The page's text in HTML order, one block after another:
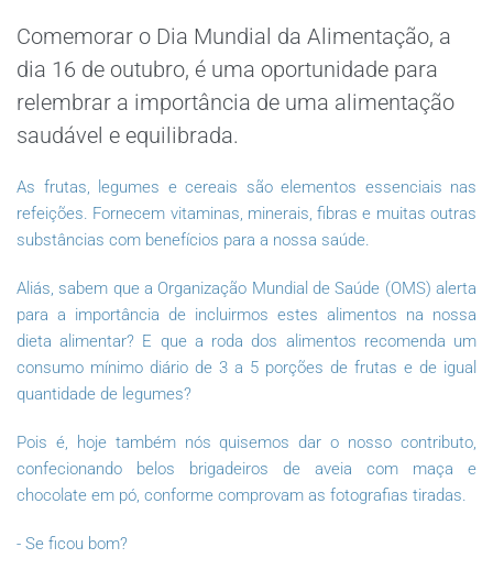
Comemorar o Dia Mundial da Alimentação, a
dia 16 de outubro, é uma oportunidade para
relembrar a importância de uma alimentação
saudável e equilibrada.
As frutas, legumes e cereais são elementos essenciais nas
refeições. Fornecem vitaminas, minerais, fibras e muitas outras
substâncias com benefícios para a nossa saúde.
Aliás, sabem que a Organização Mundial de Saúde (OMS) alerta
para a importância de incluirmos estes alimentos na nossa
dieta alimentar? E que a roda dos alimentos recomenda um
consumo mínimo diário de 3 a 5 porções de frutas e de igual
quantidade de legumes?
Pois é, hoje também nós quisemos dar o nosso contributo,
confecionando belos brigadeiros de aveia com maça e
chocolate em pó, conforme comprovam as fotografias tiradas.
- Se ficou bom?